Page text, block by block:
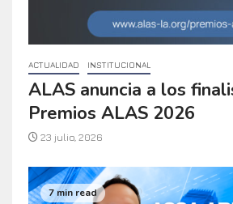
ACTUALIDAD INSTITUCIONAL
ALAS anuncia a los
Premios ALAS 2026
23 julio, 2026
7 min read